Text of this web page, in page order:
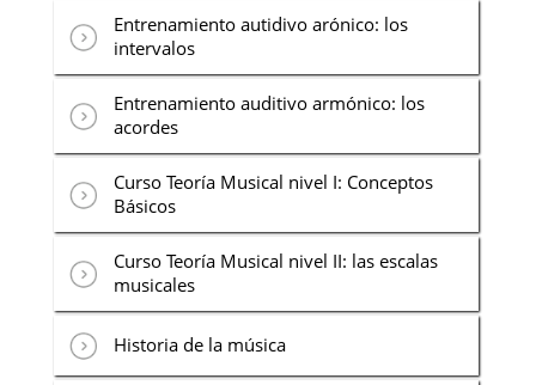
Entrenamiento autidivo arónico: los
intervalos
Entrenamiento auditivo armónico: los
acordes
Curso Teoría Musical nivel I: Conceptos
Básicos
Curso Teoría Musical nivel II: las escalas
musicales
Historia de la música